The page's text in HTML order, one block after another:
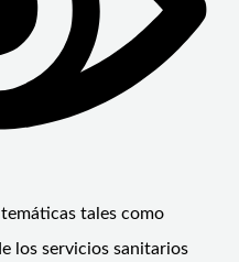
tales como
los servicios sanitarios